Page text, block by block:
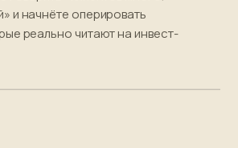
и начнёте оперировать
реально читают на инвест-